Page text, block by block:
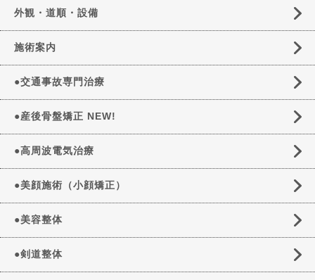
外観・道順・設備
施術案内
●交通事故専門治療
●産後骨盤矯正 NEW!
●高周波電気治療
●美顔施術（小顔矯正）
●美容整体
●剣道整体